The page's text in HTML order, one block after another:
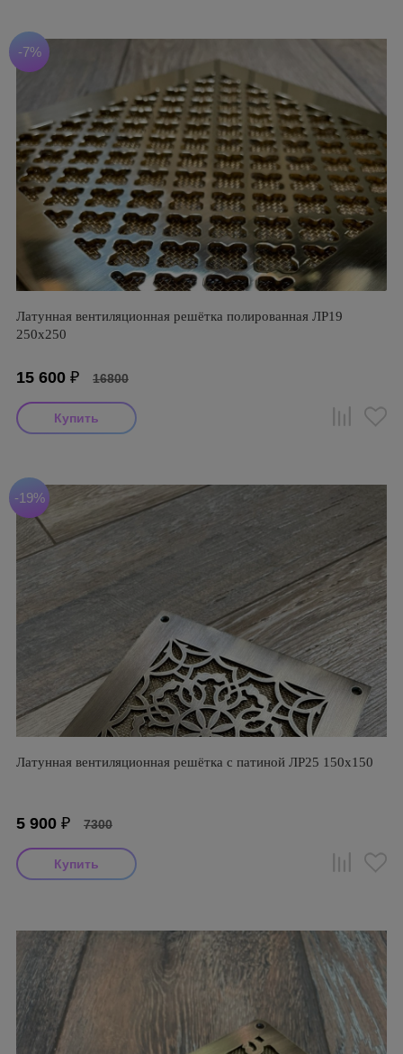
-7%
Латунная вентиляционная решётка полированная ЛР19
250х250
15 600 ₽ 16800
-19%
Латунная вентиляционная решётка с патиной ЛР25 150х150
5 900 ₽ 7300